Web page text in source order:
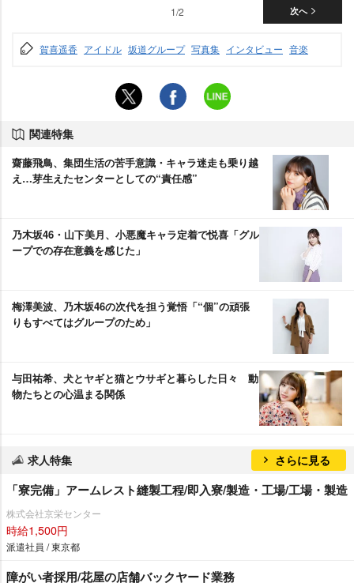
次へ
1/2
賀喜遥香 アイドル 坂道グループ 写真集 インタビュー 音楽
関連特集
齋藤飛鳥、集団生活の苦手意識・キャラ迷走も乗り越
え…芽生えたセンターとしての“責任感”
乃木坂46・山下美月、小悪魔キャラ定着で悦喜「グル
ープでの存在意義を感じた」
梅澤美波、乃木坂46の次代を担う覚悟「“個”の頑張
りもすべてはグループのため」
与田祐希、犬とヤギと猫とウサギと暮らした日々 動
物たちとの心温まる関係
求人特集 さらに見る
「寮完備」アームレスト縫製工程/即入寮/製造・工場/工場・製造
株式会社京栄センター
時給1,500円
派遣社員 / 東京都
障がい者採用/花屋の店舗バックヤード業務